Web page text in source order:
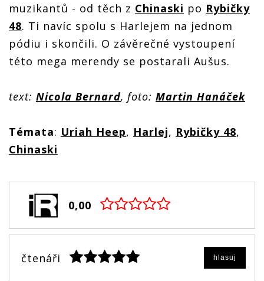
muzikantů - od těch z Chinaski po Rybičky
48. Ti navíc spolu s Harlejem na jednom
pódiu i skončili. O závěrečné vystoupení
této mega merendy se postarali Aušus.
text: Nicola Bernard, foto: Martin Hanáček
Témata: Uriah Heep, Harlej, Rybičky 48,
Chinaski
0,00
čtenáři hlasuj